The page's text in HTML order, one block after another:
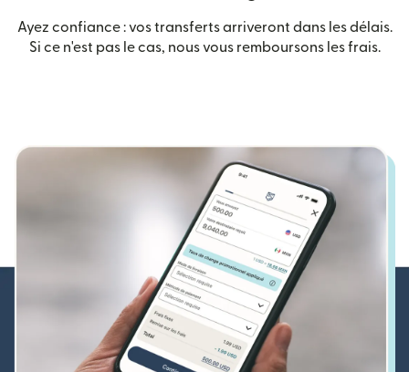
Ayez confiance : vos transferts arriveront dans les délais.
Si ce n'est pas le cas, nous vous remboursons les frais.